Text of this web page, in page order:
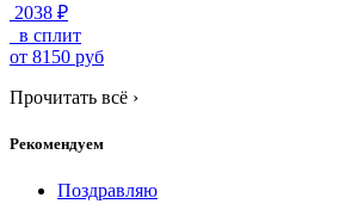
2038 ₽
в сплит
от 8150 руб
Прочитать всё ›
Рекомендуем
Поздравляю